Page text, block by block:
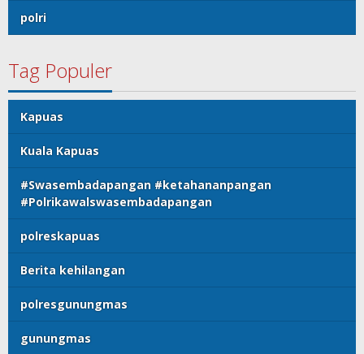
polri
Tag Populer
Kapuas
Kuala Kapuas
#Swasembadapangan #ketahananpangan
#Polrikawalswasembadapangan
polreskapuas
Berita kehilangan
polresgunungmas
gunungmas